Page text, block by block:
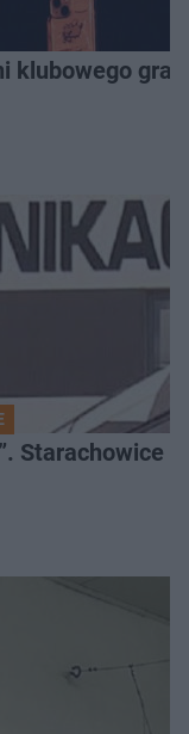
klubowego
Starachowice